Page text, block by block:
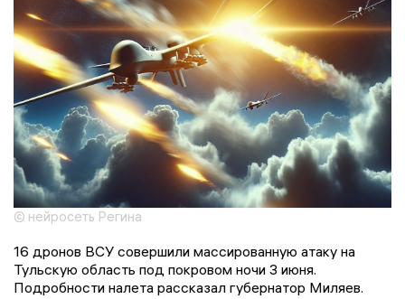
© нейросеть Регина
16 дронов ВСУ совершили массированную атаку на
Тульскую область под покровом ночи 3 июня.
Подробности налета рассказал губернатор Миляев.